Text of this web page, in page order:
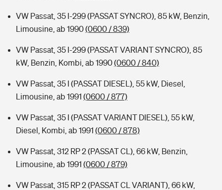
VW Passat, 35 I-299 (PASSAT SYNCRO), 85 kW, Benzin,
Limousine, ab 1990(0600 / 839)
VW Passat, 35 I-299 (PASSAT VARIANT SYNCRO), 85
kW, Benzin, Kombi, ab 1990(0600 / 840)
VW Passat, 35 I (PASSAT DIESEL), 55 kW, Diesel,
Limousine, ab 1991 (0600 / 877)
VW Passat, 35 I (PASSAT VARIANT DIESEL), 55 kW,
Diesel, Kombi, ab 1991 (0600 / 878)
VW Passat, 312 RP 2 (PASSAT CL), 66 kW, Benzin,
Limousine, ab 1991 (0600 / 879)
VW Passat, 315 RP 2 (PASSAT CL VARIANT), 66 kW,